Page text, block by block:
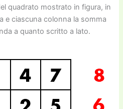
quadrato mostrato in figura, in
e ciascuna colonna la somma
a quanto scritto a lato.